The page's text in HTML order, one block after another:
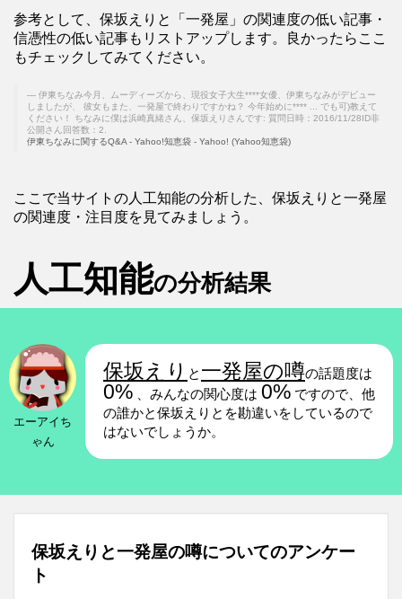
参考として、保坂えりと「一発屋」の関連度の低い記事・
信憑性の低い記事もリストアップします。良かったらここ
もチェックしてみてください。
伊東ちなみ今月、ムーディーズから、現役女子大生****女優、伊東ちなみがデビュー
しましたが、 彼女もまた、一発屋で終わりですかね？ 今年始めに**** ... でも可)教えて
ください！ ちなみに僕は浜崎真緒さん、保坂えりさんです: 質問日時：2016/11/28ID非
公開さん回答数：2.
伊東ちなみに関するQ&A - Yahoo!知恵袋 - Yahoo! (Yahoo知恵袋)
ここで当サイトの人工知能の分析した、保坂えりと一発屋
の関連度・注目度を見てみましょう。
人工知能の分析結果
エーアイち
ゃん
保坂えり と 一発屋の噂の話題度は
0% 、みんなの関心度は 0% ですので、他
の誰かと保坂えりとを勘違いをしているので
はないでしょうか。
保坂えりと一発屋の噂についてのアンケー
ト